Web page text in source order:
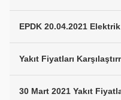
EPDK 20.04.2021
Yakıt Fiyatları
30 Mart 2021 Yakıt